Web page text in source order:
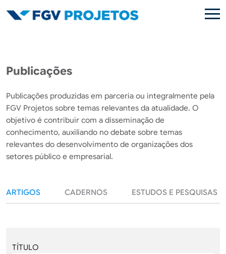
Publicações
Publicações produzidas em parceria ou integralmente pela
FGV Projetos sobre temas relevantes da atualidade. O
objetivo é contribuir com a disseminação de
conhecimento, auxiliando no debate sobre temas
relevantes do desenvolvimento de organizações dos
setores público e empresarial.
ARTIGOS CADERNOS ESTUDOS E PESQUISAS
TÍTULO